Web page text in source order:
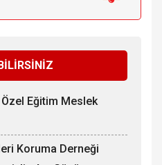
Eğitim Meslek
Koruma Derneği